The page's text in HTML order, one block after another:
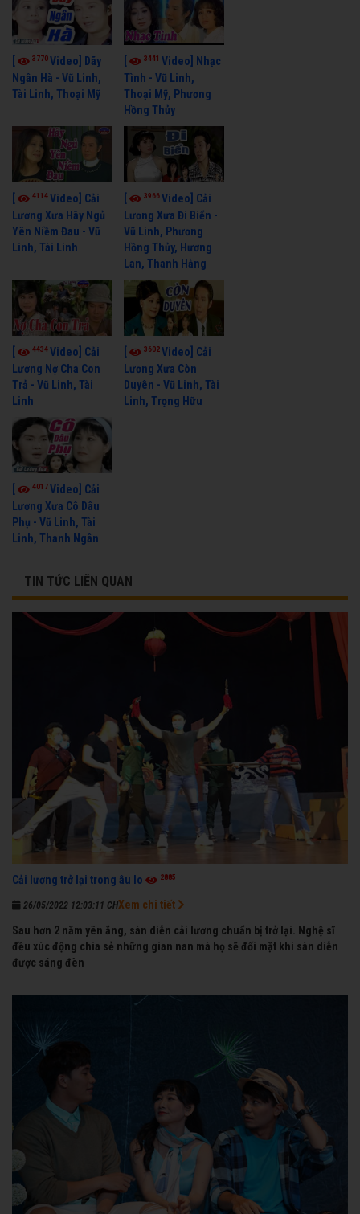
3770Video] Dãy
Ngân Hà - Vũ Linh,
Tài Linh, Thoại Mỹ
3441Video] Nhạc
Tình - Vũ Linh,
Thoại Mỹ, Phương
Hồng Thủy
4114Video] Cải
Lương Xưa Hãy Ngủ
Yên Niềm Đau - Vũ
Linh, Tài Linh
3966Video] Cải
Lương Xưa Đi Biển -
Vũ Linh, Phương
Hồng Thủy, Hương
Lan, Thanh Hằng
4434Video] Cải
Lương Nợ Cha Con
Trả - Vũ Linh, Tài
Linh
3602Video] Cải
Lương Xưa Còn
Duyên - Vũ Linh, Tài
Linh, Trọng Hữu
4017Video] Cải
Lương Xưa Cô Dâu
Phụ - Vũ Linh, Tài
Linh, Thanh Ngân
TIN TỨC LIÊN QUAN
Cải lương trở lại trong âu lo 2885
26/05/2022 12:03:11 CH
Sau hơn 2 năm yên ắng, sàn diễn cải lương chuẩn bị trở lại. Nghệ sĩ
đều xúc động chia sẻ những gian nan mà họ sẽ đối mặt khi sàn diễn
được sáng đèn
Xem chi tiết